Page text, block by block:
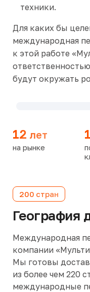
техники.
Для каких бы
международная
к этой работе
будут окружать
12 лет
на рынке
200 стран
География
Международная
компании
Мы готовы
из более чем 220
международные